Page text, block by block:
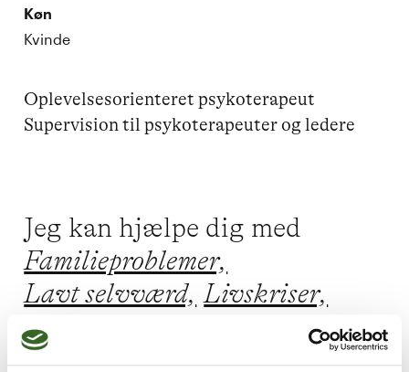
Køn
Kvinde
Oplevelsesorienteret psykoterapeut
Supervision til psykoterapeuter og ledere
Jeg kan hjælpe dig med
Familieproblemer,
Lavt selvværd, Livskriser,
Depression,